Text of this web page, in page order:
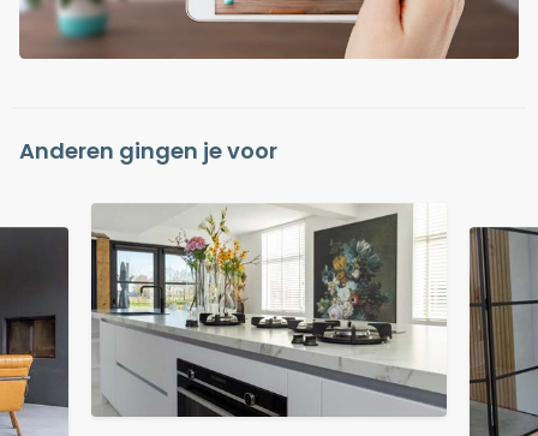
Anderen gingen je voor